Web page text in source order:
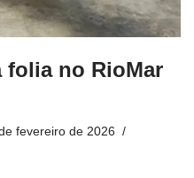
folia no RioMar
fevereiro de 2026